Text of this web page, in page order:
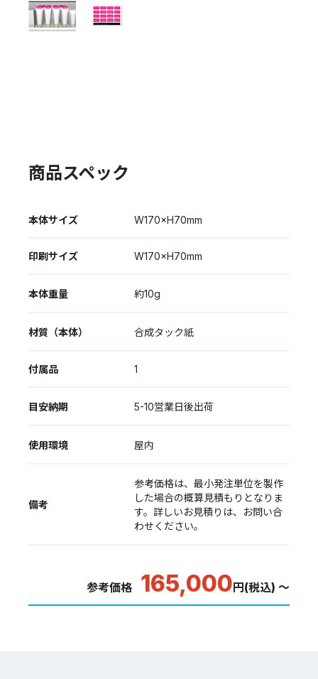
商品スペック
本体サイズ W170×H70mm
印刷サイズ W170×H70mm
本体重量 約10g
材質（本体） 合成タック紙
付属品 1
目安納期 5-10営業日後出荷
使用環境 屋内
備考
参考価格は、最小発注単位を製作
した場合の概算見積もりとなりま
す。詳しいお見積りは、お問い合
わせください。
参考価格 165,000 円(税込) ～